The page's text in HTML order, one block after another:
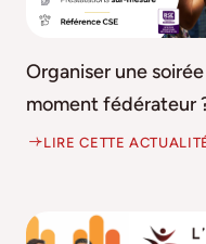
Organiser une
moment fédérateur
LIRE CETTE